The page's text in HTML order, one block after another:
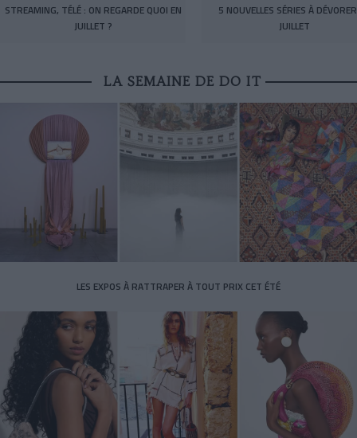
STREAMING, TÉLÉ : ON REGARDE QUOI EN
JUILLET ?
5 NOUVELLES SÉRIES À
JUILLET
LA SEMAINE DE DO IT
LES EXPOS À RATTRAPER À TOUT PRIX CET ÉTÉ